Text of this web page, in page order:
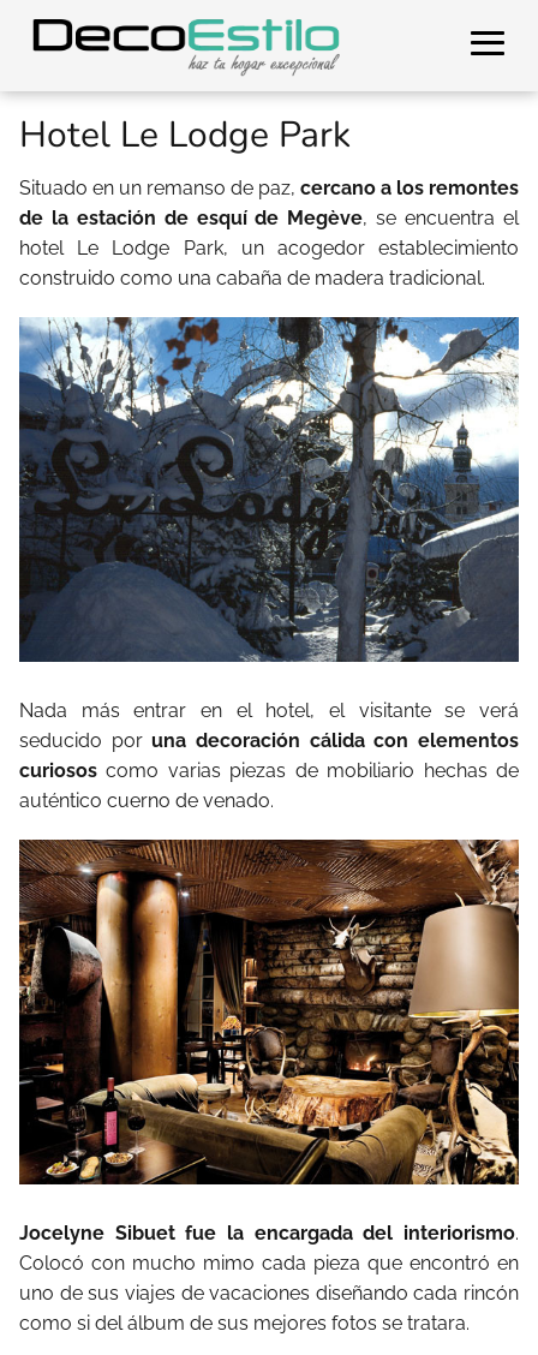
Hotel Le Lodge Park
Situado en un remanso de paz, cercano a los remontes
de la estación de esquí de Megève, se encuentra el
hotel Le Lodge Park, un acogedor establecimiento
construido como una cabaña de madera tradicional.
Nada más entrar en el hotel, el visitante se verá
seducido poruna decoración cálida con elementos
curiosos como varias piezas de mobiliario hechas de
auténtico cuerno de venado.
Jocelyne Sibuet fue la encargada del interiorismo.
Colocó con mucho mimo cada pieza que encontró en
uno de sus viajes de vacaciones diseñando cada rincón
como si del álbum de sus mejores fotos se tratara.